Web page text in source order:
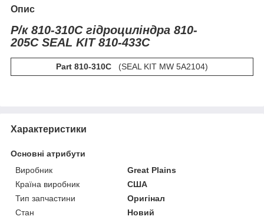
Опис
Р/к 810-310С гідроциліндра 810-
205C SEAL KIT 810-433C
Part 810-310C (SEAL KIT MW 5A2104)
Характеристики
Основні атрибути
Виробник
Great Plains
Країна виробник
США
Тип запчастини
Оригінал
Стан
Новий